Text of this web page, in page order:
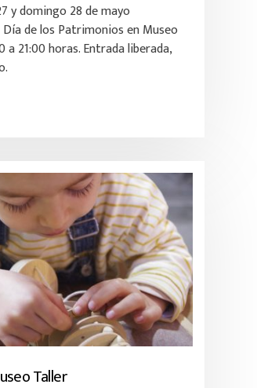
y domingo 28 de mayo
de los Patrimonios en Museo
a 21:00 horas. Entrada liberada,
Taller